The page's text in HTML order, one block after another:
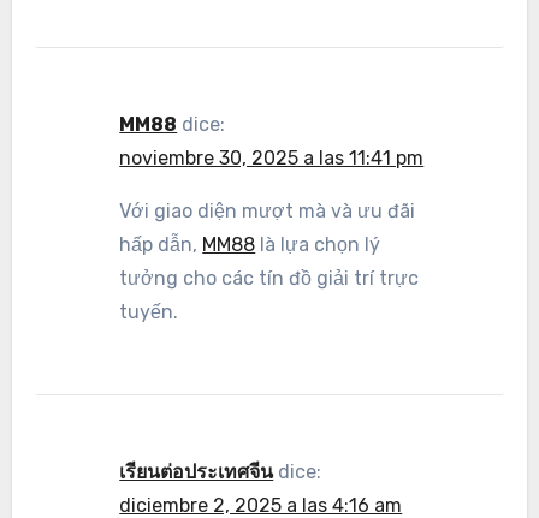
MM88 dice:
noviembre 30, 2025 a las 11:41 pm
Với giao diện mượt mà và ưu đãi
hấp dẫn, MM88 là lựa chọn lý
tưởng cho các tín đồ giải trí trực
tuyến.
เรียนต่อประเทศจีน dice:
diciembre 2, 2025 a las 4:16 am